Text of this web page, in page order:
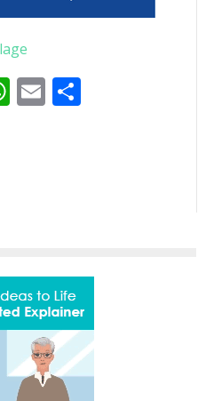
WhatsApp
Email